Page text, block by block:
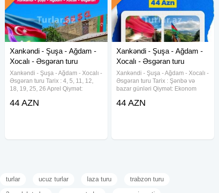
Xankəndi - Şuşa - Ağdam -
Xocalı - Əsgəran turu
Xankəndi - Şuşa - Ağdam - Xocalı -
Əsgəran turu Tarix : 4, 5, 11, 12,
18, 19, 25, 26 Aprel Qiymət:
paket: 49 azn. Qiymətə daxildir:
44 AZN
Xankəndi - Şuşa - Ağdam -
Xocalı - Əsgəran turu
Xankəndi - Şuşa - Ağdam - Xocalı -
Əsgəran turu Tarix : Şənbə və
bazar günləri Qiymət: Ekonom
azn. Qiymətə daxildir: Portal
44 AZN
turlar ucuz turlar laza turu trabzon turu